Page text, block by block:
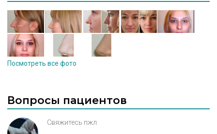
Посмотреть все фото
Вопросы пациентов
Свяжитесь пжл